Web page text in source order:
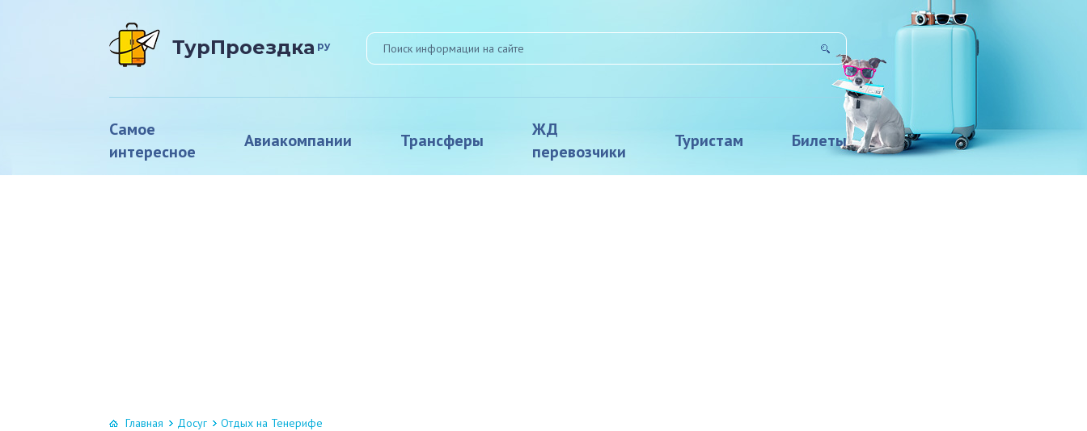
ТурПроездка ру
Самое
интересное
Авиакомпании Трансферы
ЖД
перевозчики
Туристам Билеты
Главная Досуг Отдых на Тенерифе